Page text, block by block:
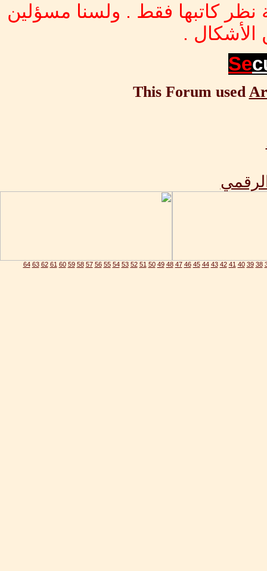
نظر كاتبها فقط . ولسنا مسؤلين
.
Se
This Forum used
38
39
40
41
42
43
44
45
46
47
48
49
50
51
52
53
54
55
56
57
58
59
60
61
62
63
64